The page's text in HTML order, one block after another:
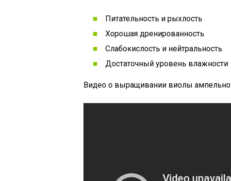
Питательность и рыхлость
Хорошая дренированность
Слабокислость и нейтральность
Достаточный уровень влажности
Видео о выращивании виолы